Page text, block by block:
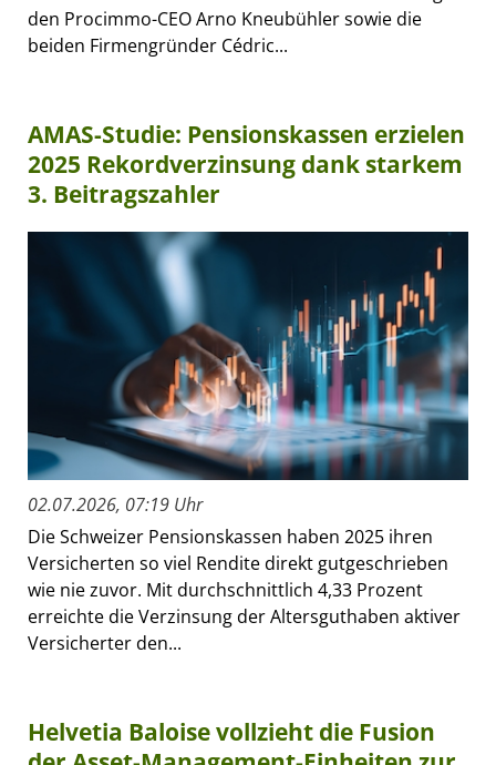
den Procimmo-CEO Arno Kneubühler sowie die
beiden Firmengründer Cédric...
AMAS-Studie: Pensionskassen erzielen
2025 Rekordverzinsung dank starkem
3. Beitragszahler
02.07.2026, 07:19 Uhr
Die Schweizer Pensionskassen haben 2025 ihren
Versicherten so viel Rendite direkt gutgeschrieben
wie nie zuvor. Mit durchschnittlich 4,33 Prozent
erreichte die Verzinsung der Altersguthaben aktiver
Versicherter den...
Helvetia Baloise vollzieht die Fusion